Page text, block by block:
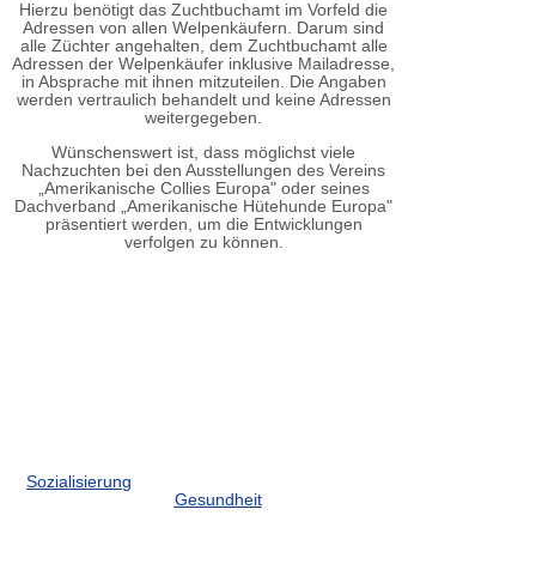
Hierzu benötigt das Zuchtbuchamt im Vorfeld die
Adressen von allen Welpenkäufern. Darum sind
alle Züchter angehalten, dem Zuchtbuchamt alle
Adressen der Welpenkäufer inklusive Mailadresse,
in Absprache mit ihnen mitzuteilen. Die Angaben
werden vertraulich behandelt und keine Adressen
weitergegeben.
Wünschenswert ist, dass möglichst viele
Nachzuchten bei den Ausstellungen des Vereins
„Amerikanische Collies Europa" oder seines
Dachverband „Amerikanische Hütehunde Europa"
präsentiert werden, um die Entwicklungen
verfolgen zu können.
Sozialisierung
Gesundheit